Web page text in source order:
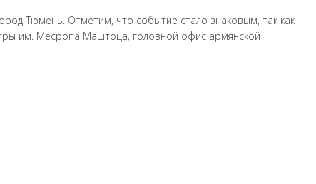
Тюмень. Отметим, что событие стало знаковым, так как
им. Месропа Маштоца, головной офис армянской